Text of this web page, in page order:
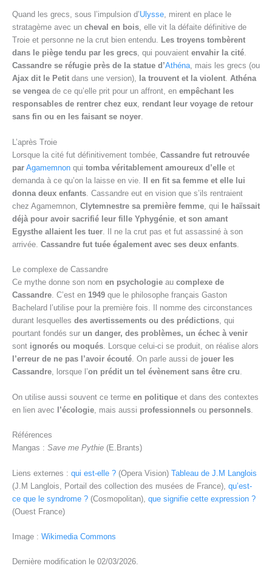
Quand les grecs, sous l’impulsion d’Ulysse, mirent en place le
stratagème avec un cheval en bois, elle vit la défaite définitive de
Troie et personne ne la crut bien entendu. Les troyens tombèrent
dans le piège tendu par les grecs, qui pouvaient envahir la cité.
Cassandre se réfugie près de la statue d’Athéna, mais les grecs (ou
Ajax dit le Petit dans une version), la trouvent et la violent. Athéna
se vengeade ce qu’elle prit pour un affront, en empêchant les
responsables de rentrer chez eux, rendant leur voyage de retour
sans fin ou en les faisant se noyer.
L’après Troie
Lorsque la cité fut définitivement tombée, Cassandre fut retrouvée
par Agamemnon qui tomba véritablement amoureux d’elle et
demanda à ce qu’on la laisse en vie.
Il en fit sa femme et elle lui
donna deux enfants . Cassandre eut en vision que s’ils rentraient
chez Agamemnon, Clytemnestre sa première femme , qui le haïssait
déjà pour avoir sacrifié leur fille Yphygénie et son amant
Egysthe allaient les tuer . Il ne la crut pas et fut assassiné à son
arrivée. Cassandre fut tuée également avec ses deux enfants
Le complexe de Cassandre
Ce mythe donne son nom en psychologie au complexe de
Cassandre. C’est en 1949 que le philosophe français Gaston
Bachelard l’utilise pour la première fois. Il nomme des circonstances
durant lesquelles des avertissements ou des prédictions, qui
pourtant fondés sur un danger, des problèmes, un échec à venir
sont ignorés ou moqués. Lorsque celui-ci se produit, on réalise alors
l’erreur de ne pas l’avoir écouté. On parle aussi de jouer les
Cassandre, lorsque l’on prédit un tel évènement sans être cru.
On utilise aussi souvent ce terme en politique et dans des contextes
en lien avec l’écologie , mais aussi professionnels ou personnels
Références
Mangas : Save me Pythie (E.Brants)
Liens externes : qui est-elle ? (Opera Vision) Tableau de J.M Langlois
(J.M Langlois, Portail des collection des musées de France), qu’est-
ce que le syndrome ? (Cosmopolitan), que signifie cette expression ?
(Ouest France)
Image : Wikimedia Commons
Dernière modification le 02/03/2026.